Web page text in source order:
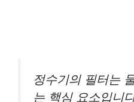
정수기의 필터는
는 핵심 요소입니